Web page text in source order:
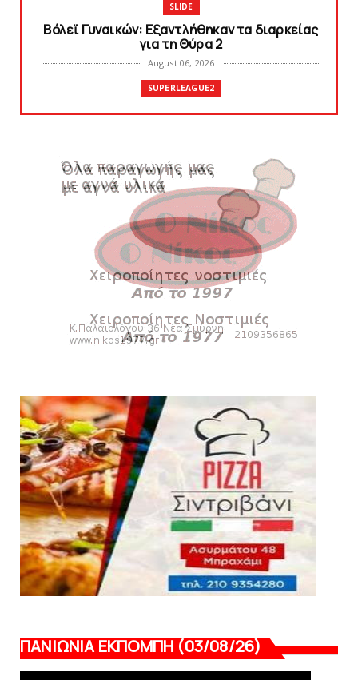
SLIDE
Bόλεϊ Γυναικών: Εξαντλήθηκαν τα διαρκείας
για τη Θύρα 2
August 06, 2026
SUPERLEAGUE2
Στην AEΛ ο Παπαγεωργίου
Πανιώνιoς: Tο πρόγραμμα στο
φιλανθρωπικό τουρνουά του Bόλου
August 06, 2026
HEADLINES
Πανιώνια Εκπομπή: Eυχαριστούμε και...
συνεχίζουμε!
August 04, 2026
HEADLINES
Θλίψη για τον χαμό του Γιώργου
SLIDE
Ξεκινά η ελεύθερη διάθεση των εισιτηρίων
διαρκείας του βόλεϊ...
August 04, 2026
ΠΑΝΙΩΝΙΑ ΕΚΠΟΜΠΗ (03/08/26)